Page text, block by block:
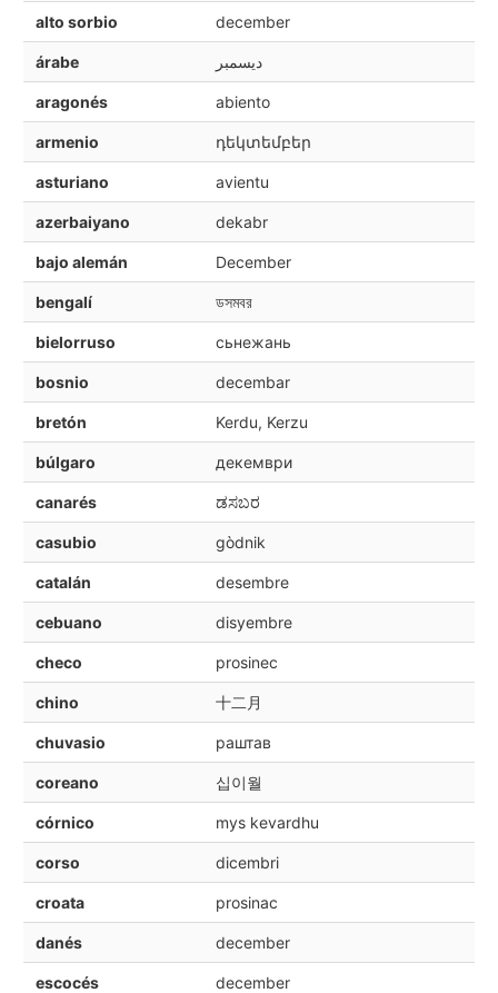
alto sorbio december
árabe ديسمبر
aragonés abiento
armenio դեկտեմբեր
asturiano avientu
azerbaiyano dekabr
bajo alemán December
bengalí ডসমবর
bielorruso сьнежань
bosnio decembar
bretón Kerdu, Kerzu
búlgaro декември
canarés ಡಸಬರ
casubio gòdnik
catalán desembre
cebuano disyembre
checo prosinec
chino 十二月
chuvasio раштав
coreano 십이월
córnico mys kevardhu
corso dicembri
croata prosinac
danés december
escocés december